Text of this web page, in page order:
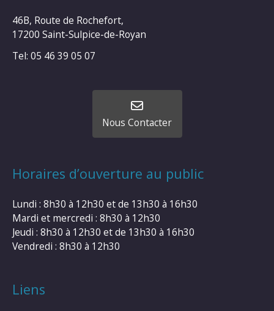
46B, Route de Rochefort,
17200 Saint-Sulpice-de-Royan
Tel: 05 46 39 05 07
Nous Contacter
Horaires d’ouverture au public
Lundi : 8h30 à 12h30 et de 13h30 à 16h30
Mardi et mercredi : 8h30 à 12h30
Jeudi : 8h30 à 12h30 et de 13h30 à 16h30
Vendredi : 8h30 à 12h30
Liens